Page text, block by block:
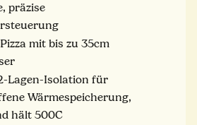
präzise
Pizza mit bis zu 35cm
Lagen-Isolation für
Wärmespeicherung,
hält 500C